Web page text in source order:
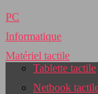
PC
Informatique
Matériel tactile
Tablette tactile
Netbook